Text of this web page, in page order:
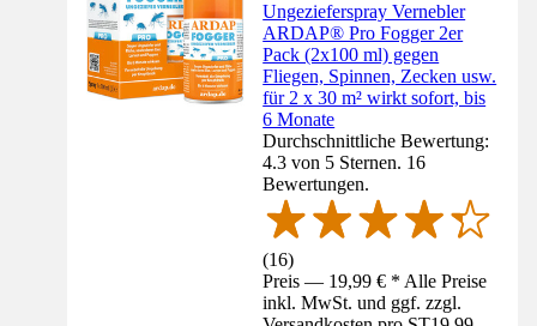
Ungezieferspray Vernebler
ARDAP® Pro Fogger 2er
Pack (2x100 ml) gegen
Fliegen, Spinnen, Zecken usw.
für 2 x 30 m² wirkt sofort, bis
6 Monate
Durchschnittliche Bewertung:
4.3 von 5 Sternen. 16
Bewertungen.
(16)
Preis — 19,99 € * Alle Preise
inkl. MwSt. und ggf. zzgl.